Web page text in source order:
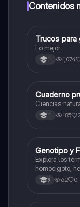
Contenidos
Química
Trucos para
Lo mejor
11 1,074
Biologia
Cuaderno
Ciencias
11 185
GBiologia
Genotipo y
Explora los
homocigoto,
9 62 0